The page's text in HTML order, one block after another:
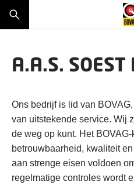
A.A.S. SOEST
Ons bedrijf is lid van
van uitstekende service. Wij
de weg op kunt. Het
betrouwbaarheid, kwaliteit
aan strenge eisen voldoen
regelmatige controles wordt